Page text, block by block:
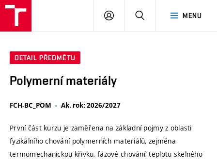
MENU
PŘIHLÁSIT
DETAIL PŘEDMĚTU
Polymerní materiály
FCH-BC_POM Ak. rok: 2026/2027
První část kurzu je zaměřena na základní pojmy z oblasti
fyzikálního chování polymerních materiálů, zejména
termomechanickou křivku, fázové chování, teplotu skelného